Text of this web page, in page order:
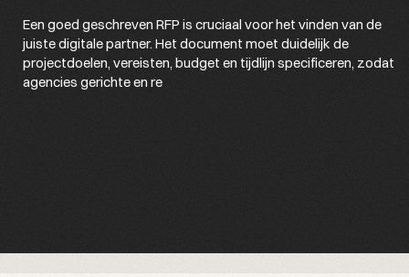
Een goed geschreven RFP is cruciaal voorhet vinden van de
juistedigitalepartner. Het document moet duidelijk de
projectdoelen, vereisten, budget en tijdlijn specifceren, zodat
agencies gerichteen rea